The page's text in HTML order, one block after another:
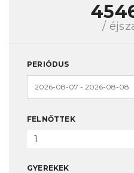
/
PERIÓDUS
FELNŐTTEK
1
GYEREKEK